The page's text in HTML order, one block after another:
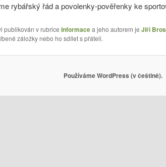
rybářský řád a povolenky-pověřenky ke
publikován v rubrice Informacea jeho autorem je Jiří
záložky nebo ho sdílet s přáteli.
Používáme WordPress (v češtině).